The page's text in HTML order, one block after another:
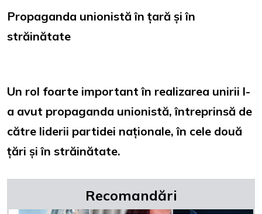
Propaganda unionistă în țară și în
străinătate
Un rol foarte important în realizarea unirii l-
a avut propaganda unionistă, întreprinsă de
către liderii partidei naționale, în cele două
țări și în străinătate.
Recomandări